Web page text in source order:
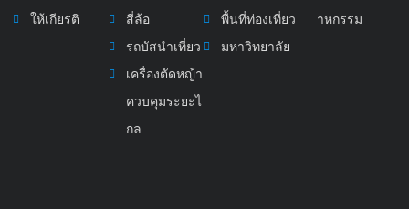
ให้เกียรติ
สี่ล้อ
รถบัสนำเที่ยว
เครื่องตัดหญ้า
ควบคุมระยะไ
กล
พื้นที่ท่องเที่ยว
มหาวิทยาลัย
าหกรรม